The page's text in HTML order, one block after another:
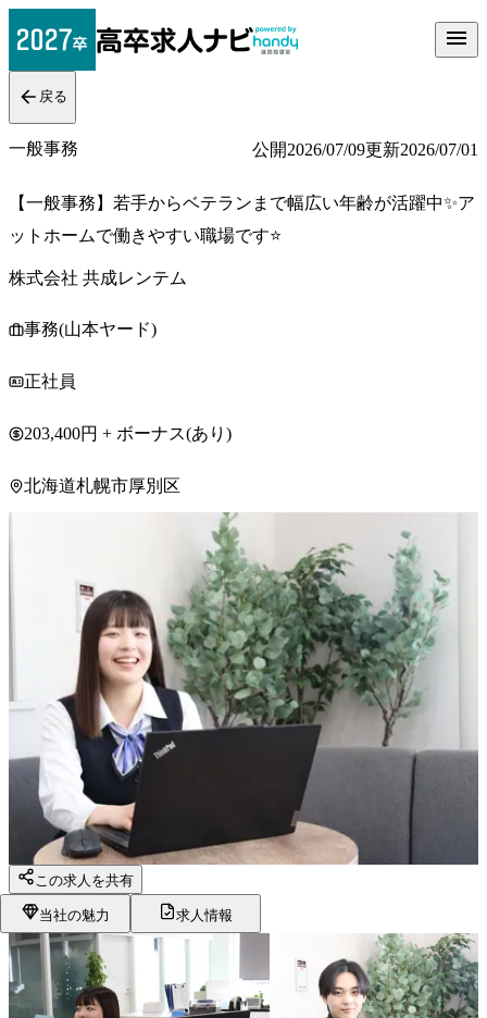
戻る
一般事務 公開2026/07/09更新2026/07/01
【一般事務】若手からベテランまで幅広い年齢が活躍中✨ア
ットホームで働きやすい職場です⭐
株式会社 共成レンテム
事務(山本ヤード)
正社員
203,400円 + ボーナス(あり)
北海道札幌市厚別区
この求人を共有
当社の魅力 求人情報